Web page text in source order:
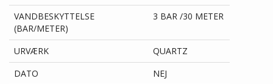
VANDBESKYTTELSE
(BAR/METER)
3 BAR /30 METER
URVÆRK
QUARTZ
DATO
NEJ